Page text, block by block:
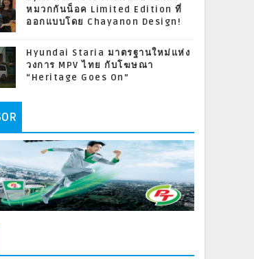
หมวกกันน็อค Limited Edition ที่
ออกแบบโดย Chayanon Design!
Hyundai Staria มาตรฐานใหม่แห่ง
วงการ MPV ไทย กับโฆษณา
“Heritage Goes On”